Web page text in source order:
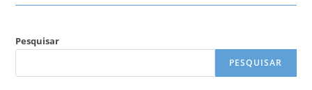
Pesquisar
PESQUISAR